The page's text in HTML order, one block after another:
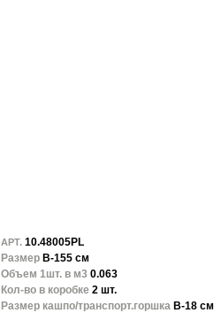
АРТ. 10.48005PL
Размер В-155 см
Объем 1шт. в м3 0.063
Кол-во в коробке 2 шт.
Размер кашпо/транспорт.горшка В-18